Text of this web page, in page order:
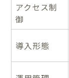
アクセス制
御
導入形態